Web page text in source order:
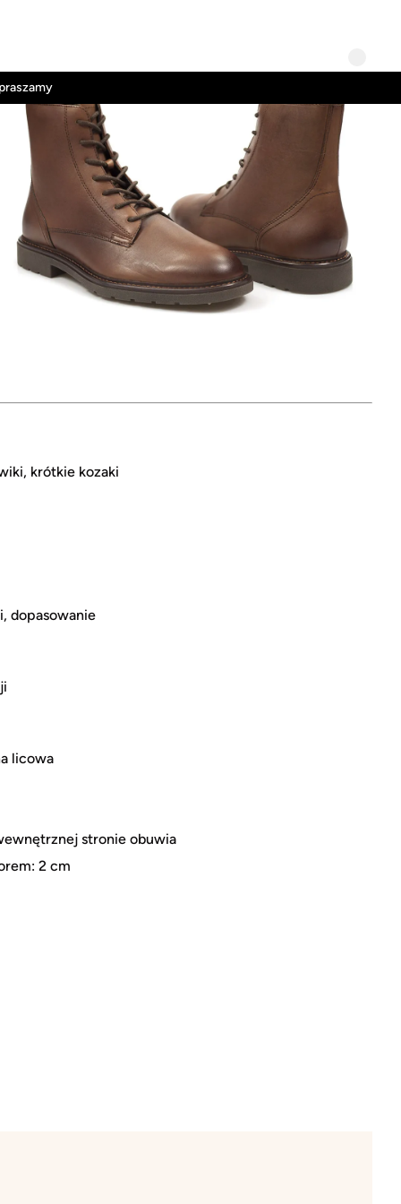
krótkie kozaki
dopasowanie
licowa
stronie obuwia
2 cm